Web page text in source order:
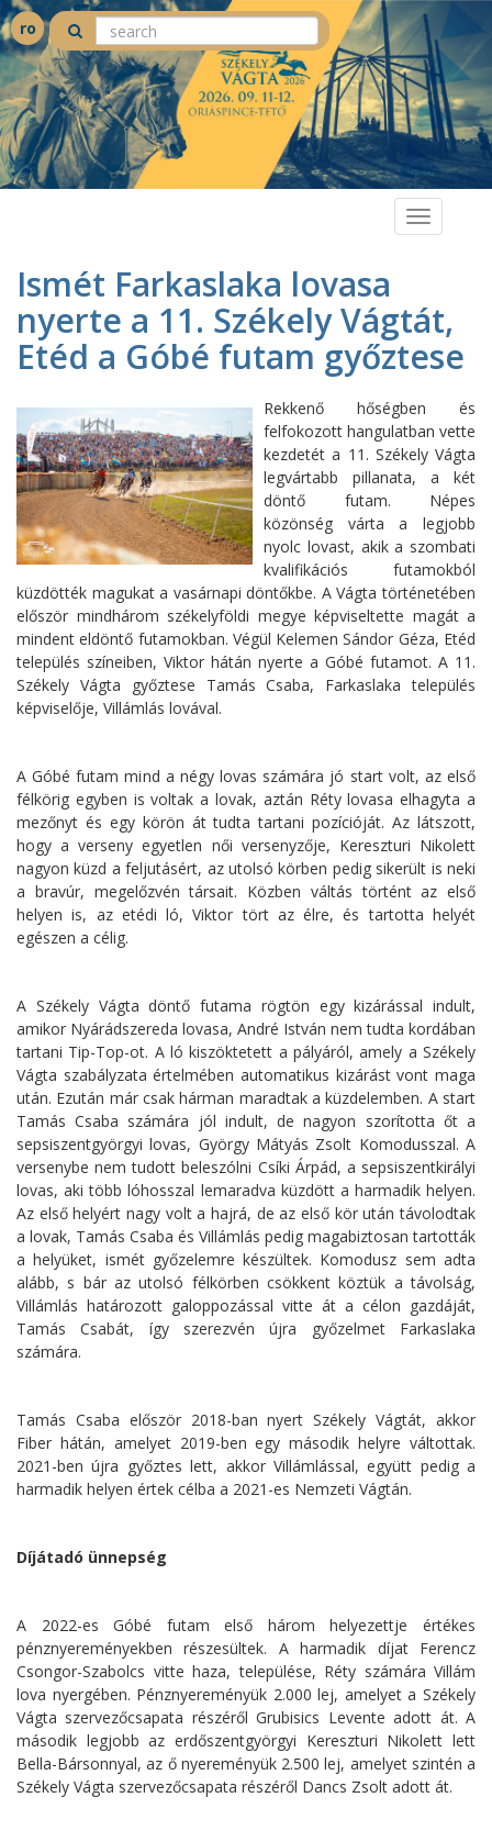
ro
Toggle
navigation
Ismét Farkaslaka lovasa
nyerte a 11. Székely Vágtát,
Etéd a Góbé futam győztese
Rekkenő hőségben és
felfokozott hangulatban vette
kezdetét a 11. Székely Vágta
legvártabb pillanata, a két
döntő futam. Népes
közönség várta a legjobb
nyolc lovast, akik a szombati
kvalifikációs futamokból
küzdötték magukat a vasárnapi döntőkbe. A Vágta történetében
először mindhárom székelyföldi megye képviseltette magát a
mindent eldöntő futamokban. Végül Kelemen Sándor Géza, Etéd
település színeiben, Viktor hátán nyerte a Góbé futamot. A 11.
Székely Vágta győztese Tamás Csaba, Farkaslaka település
képviselője, Villámlás lovával.
A Góbé futam mind a négy lovas számára jó start volt, az első
félkörig egyben is voltak a lovak, aztán Réty lovasa elhagyta a
mezőnyt és egy körön át tudta tartani pozícióját. Az látszott,
hogy a verseny egyetlen női versenyzője, Kereszturi Nikolett
nagyon küzd a feljutásért, az utolsó körben pedig sikerült is neki
a bravúr, megelőzvén társait. Közben váltás történt az első
helyen is, az etédi ló, Viktor tört az élre, és tartotta helyét
egészen a célig.
A Székely Vágta döntő futama rögtön egy kizárással indult,
amikor Nyárádszereda lovasa, André István nem tudta kordában
tartani Tip-Top-ot. A ló kiszöktetett a pályáról, amely a Székely
Vágta szabályzata értelmében automatikus kizárást vont maga
után. Ezután már csak hárman maradtak a küzdelemben. A start
Tamás Csaba számára jól indult, de nagyon szorította őt a
sepsiszentgyörgyi lovas, György Mátyás Zsolt Komodusszal. A
versenybe nem tudott beleszólni Csíki Árpád, a sepsiszentkirályi
lovas, aki több lóhosszal lemaradva küzdött a harmadik helyen.
Az első helyért nagy volt a hajrá, de az első kör után távolodtak
a lovak, Tamás Csaba és Villámlás pedig magabiztosan tartották
a helyüket, ismét győzelemre készültek. Komodusz sem adta
alább, s bár az utolsó félkörben csökkent köztük a távolság,
Villámlás határozott galoppozással vitte át a célon gazdáját,
Tamás Csabát, így szerezvén újra győzelmet Farkaslaka
számára.
Tamás Csaba először 2018-ban nyert Székely Vágtát, akkor
Fiber hátán, amelyet 2019-ben egy második helyre váltottak.
2021-ben újra győztes lett, akkor Villámlással, együtt pedig a
harmadik helyen értek célba a 2021-es Nemzeti Vágtán.
Díjátadó ünnepség
A 2022-es Góbé futam első három helyezettje értékes
pénznyereményekben részesültek. A harmadik díjat Ferencz
Csongor-Szabolcs vitte haza, települése, Réty számára Villám
lova nyergében. Pénznyereményük 2.000 lej, amelyet a Székely
Vágta szervezőcsapata részéről Grubisics Levente adott át. A
második legjobb az erdőszentgyörgyi Kereszturi Nikolett lett
Bella-Bársonnyal, az ő nyereményük 2.500 lej, amelyet szintén a
Székely Vágta szervezőcsapata részéről Dancs Zsolt adott át.